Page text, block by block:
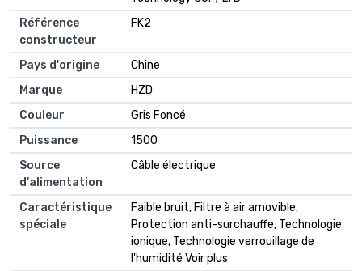
Référence
constructeur
FK2
Pays d'origine
Chine
Marque
HZD
Couleur
Gris Foncé
Puissance
1500
Source
d'alimentation
Câble électrique
Caractéristique
spéciale
Faible bruit, Filtre à air amovible,
Protection anti-surchauffe, Technologie
ionique, Technologie verrouillage de
l'humidité Voir plus